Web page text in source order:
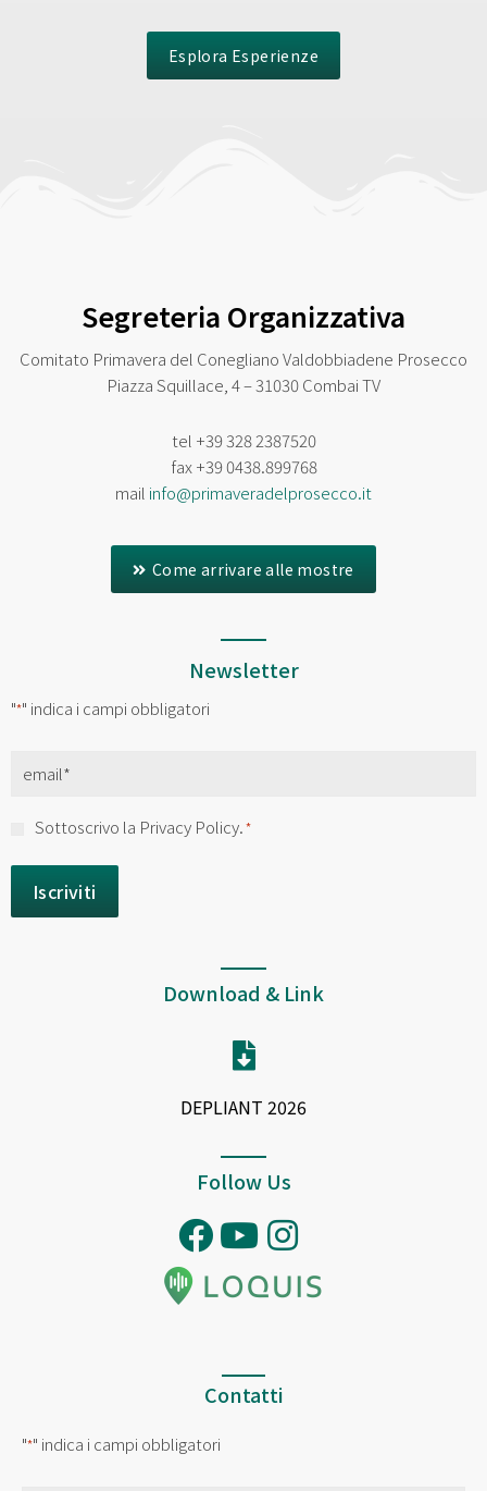
Esplora Esperienze
Segreteria Organizzativa
Comitato Primavera del Conegliano Valdobbiadene Prosecco
Piazza Squillace, 4 – 31030 Combai TV
tel +39 328 2387520
fax+39 0438.899768
mail info@primaveradelprosecco.it
Come arrivare alle mostre
Newsletter
"*" indica i campi obbligatori
Email
Consenso
Sottoscrivo la Privacy Policy.*
Download & Link
DEPLIANT 2026
Follow Us
Contatti
"*" indica i campi obbligatori